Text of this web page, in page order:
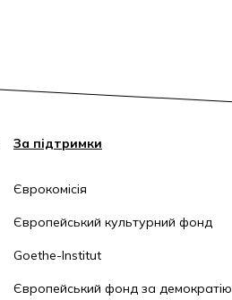
За підтримки
Єврокомісія
Європейський культурний фонд
Goethe-Institut
Європейський фонд за демократію